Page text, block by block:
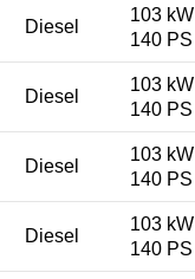
Diesel
103 kW
140 PS
Diesel
103 kW
140 PS
Diesel
103 kW
140 PS
Diesel
103 kW
140 PS